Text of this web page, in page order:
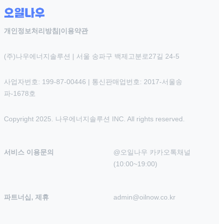
개인정보처리방침 |이용약관
(주)나우에너지솔루션 | 서울 송파구 백제고분로27길 24-5
사업자번호: 199-87-00446 | 통신판매업번호: 2017-서울송
파-1678호
Copyright 2025. 나우에너지솔루션 INC. All rights reserved.
서비스 이용문의
@오일나우 카카오톡채널
(10:00~19:00)
파트너십, 제휴 admin@oilnow.co.kr